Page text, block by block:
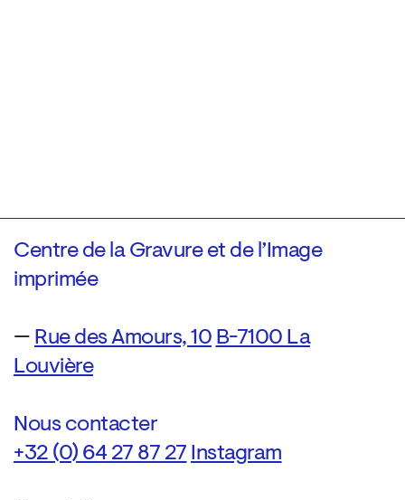
Centre de la Gravure et de l’Image
imprimée
— Rue des Amours, 10 B-7100 La
Louvière
Nous contacter
+32 (0) 64 27 87 27 Instagram